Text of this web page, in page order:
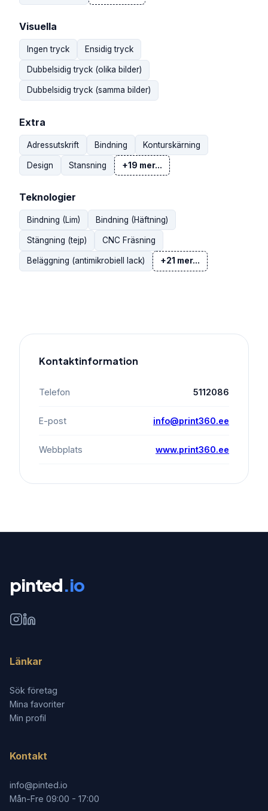
Visuella
Ingen tryck Ensidig tryck
Dubbelsidig tryck (olika bilder)
Dubbelsidig tryck (samma bilder)
Extra
Adressutskrift Bindning Konturskärning
Design Stansning +19 mer...
Teknologier
Bindning (Lim) Bindning (Häftning)
Stängning (tejp) CNC Fräsning
Beläggning (antimikrobiell lack) +21 mer...
Kontaktinformation
Telefon 5112086
E-post info@print360.ee
Webbplats www.print360.ee
pinted.io
Länkar
Sök företag
Mina favoriter
Min profil
Kontakt
info@pinted.io
Mån-Fre 09:00 - 17:00